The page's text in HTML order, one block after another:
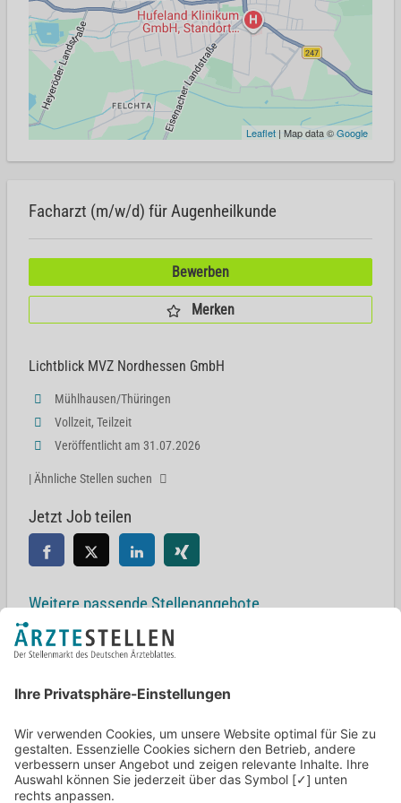
Leaflet | Map data ©Google
Facharzt (m/w/d) für Augenheilkunde
Bewerben
Merken
Lichtblick MVZ Nordhessen GmbH
Mühlhausen/Thüringen
Vollzeit, Teilzeit
Veröffentlicht am 31.07.2026
| Ähnliche Stellen suchen
Jetzt Job teilen
Weitere passende Stellenangebote
Facharzt (m/w/d) für Augenheilkunde
Weimar
Facharzt (m/w/d) für Augenheilkunde
Facharzt (m/w/d) für Augenheilkunde
36179 Bebra
Facharzt (m/w/d) für Augenheilkunde Fulda